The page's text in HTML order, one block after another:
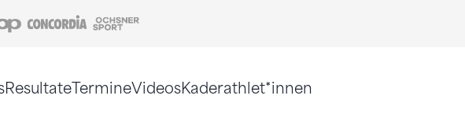
Coop Concordia
ResultateTermineVideosKaderathlet*innen